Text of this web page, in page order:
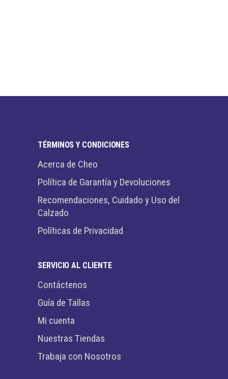
TÉRMINOS Y CONDICIONES
Acerca de Cheo
Política de Garantía y Devoluciones
Recomendaciones, Cuidado y Uso del
Calzado
Políticas de Privacidad
SERVICIO AL CLIENTE
Contáctenos
Guía de Tallas
Mi cuenta
Nuestras Tiendas
Trabaja con Nosotros